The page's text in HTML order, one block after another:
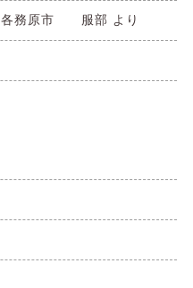
各務原市 服部 より